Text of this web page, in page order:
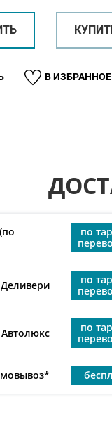
В ИЗБРАННОЕ
по
Деливери
по
Автолюкс
по